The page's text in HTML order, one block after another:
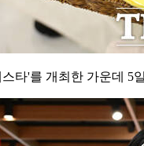
타'를 개최한 가운데